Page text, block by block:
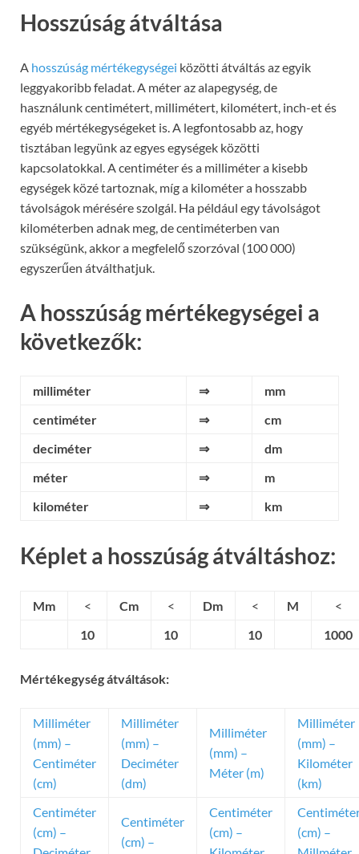
Hosszúság átváltása
A hosszúság mértékegységei közötti átváltás az egyik
leggyakoribb feladat. A méter az alapegység, de
használunk centimétert, millimétert, kilométert, inch-et és
egyéb mértékegységeket is. A legfontosabb az, hogy
tisztában legyünk az egyes egységek közötti
kapcsolatokkal. A centiméter és a milliméter a kisebb
egységek közé tartoznak, míg a kilométer a hosszabb
távolságok mérésére szolgál. Ha például egy távolságot
kilométerben adnak meg, de centiméterben van
szükségünk, akkor a megfelelő szorzóval (100 000)
egyszerűen átválthatjuk.
A hosszúság mértékegységei a
következők:
milliméter ⇒
mm
centiméter
⇒
cm
deciméter
⇒
dm
méter
⇒
m
kilométer
⇒ km
Képlet a hosszúság átváltáshoz:
Mm < Cm < Dm < M
<
10
10 10 1000
Mértékegység átváltások:
Milliméter
(mm) –
Centiméter
(cm)
Milliméter
(mm) –
Deciméter
(dm)
Milliméter
(mm) –
Méter (m)
Milliméter
(mm) –
Kilométer
(km)
Centiméter
(cm) –
Centiméter
(cm) –
Centiméter
(cm) –
(cm) –